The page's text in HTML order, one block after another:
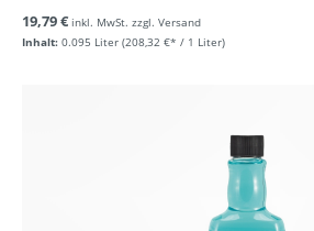
Inhalt: 0.095 Liter (208,32 €* / 1 Liter)
19,79 € inkl. MwSt. zzgl. Versand